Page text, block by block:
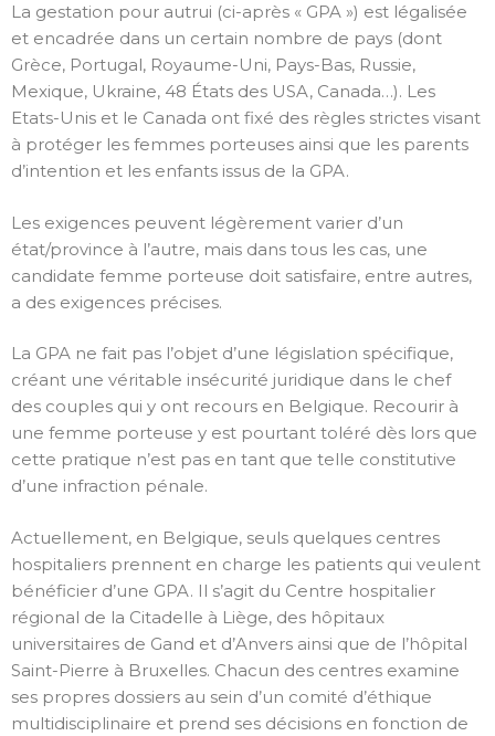
La gestation pour autrui (ci-après « GPA ») est légalisée
et encadrée dans un certain nombre de pays (dont
Grèce, Portugal, Royaume-Uni, Pays-Bas, Russie,
Mexique, Ukraine, 48 États des USA, Canada…). Les
Etats-Unis et le Canada ont fixé des règles strictes visant
à protéger les femmes porteuses ainsi que les parents
d’intention et les enfants issus de la GPA.
Les exigences peuvent légèrement varier d’un
état/province à l’autre, mais dans tous les cas, une
candidate femme porteuse doit satisfaire, entre autres,
a des exigences précises.
La GPA ne fait pas l’objet d’une législation spécifique,
créant une véritable insécurité juridique dans le chef
des couples qui y ont recours en Belgique. Recourir à
une femme porteuse y est pourtant toléré dès lors que
cette pratique n’est pas en tant que telle constitutive
d’une infraction pénale.
Actuellement, en Belgique, seuls quelques centres
hospitaliers prennent en charge les patients qui veulent
bénéficier d’une GPA. Il s’agit du Centre hospitalier
régional de la Citadelle à Liège, des hôpitaux
universitaires de Gand et d’Anvers ainsi que de l’hôpital
Saint-Pierre à Bruxelles. Chacun des centres examine
ses propres dossiers au sein d’un comité d’éthique
multidisciplinaire et prend ses décisions en fonction de